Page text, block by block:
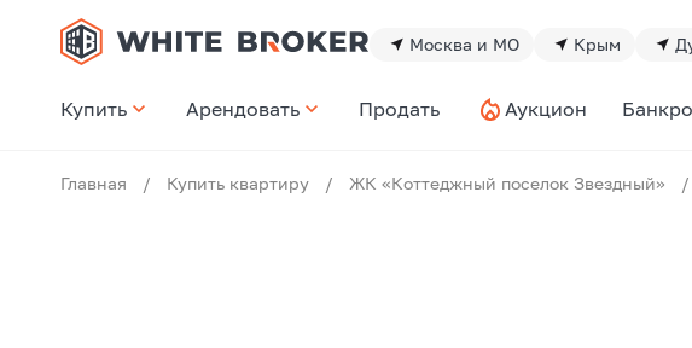
Москва и МО Крым
Купить Арендовать Продать Аукцион
Главная / Купить квартиру / ЖК «Коттеджный поселок Звездный» /